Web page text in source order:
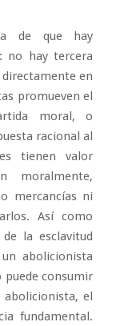
de que hay
no hay tercera
en
promueven el
moral, o
racional al
tienen valor
moralmente,
mercancías ni
Así como
la esclavitud
abolicionista
consumir
el
fundamental.